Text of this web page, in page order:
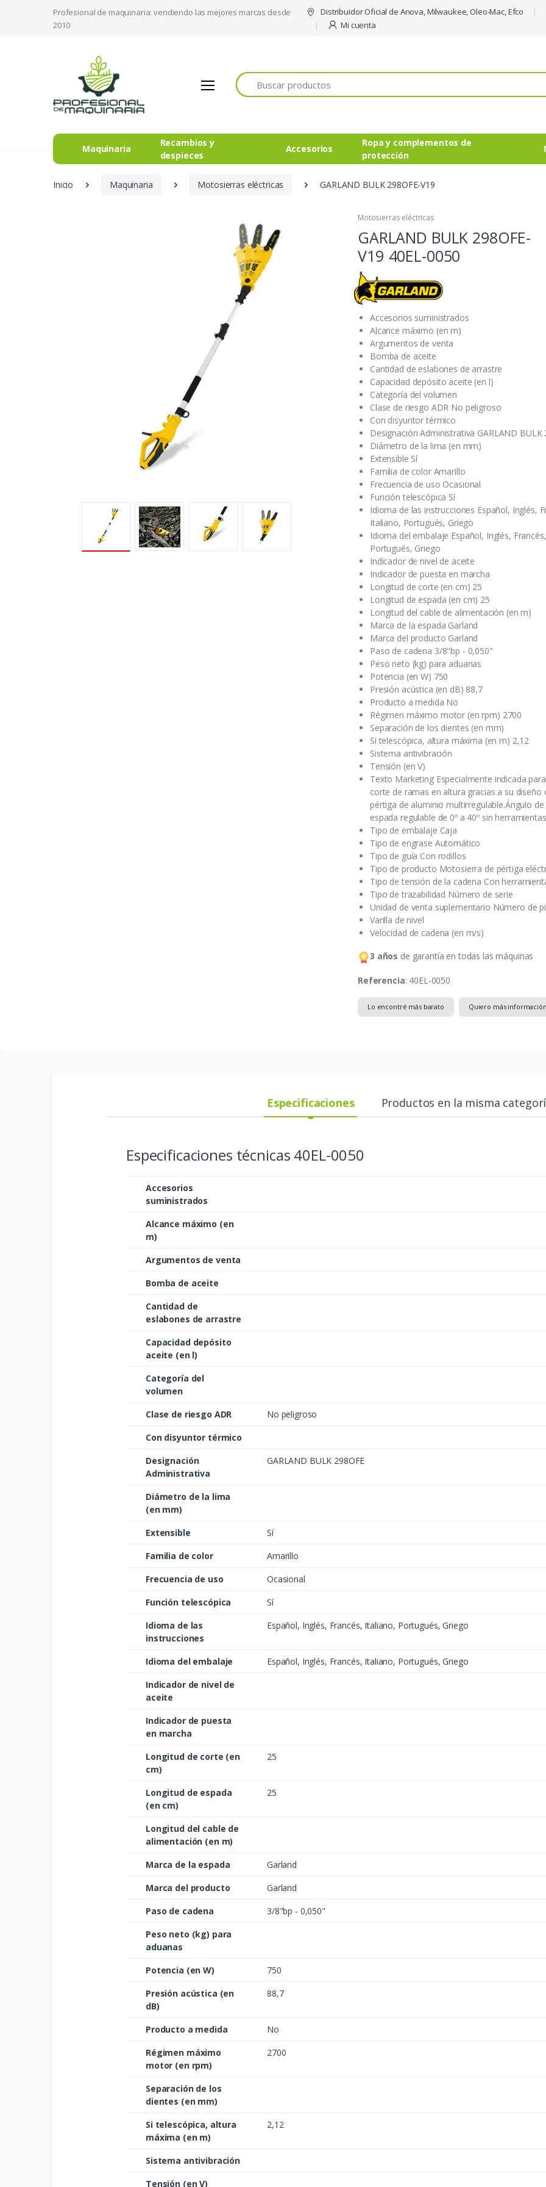
Profesional de maquinaria: vendiendo las mejores marcas desde
2010
Distribuidor Oficial de Anova, Milwaukee, Oleo-Mac, Efco
Mi cuenta
Buscar
Maquinaria
Recambios y
despieces
Accesorios
Ropa y complementos de
protección
Inicio Maquinaria Motosierras eléctricas GARLAND BULK 298OFE-V19
Motosierras eléctricas
GARLAND BULK 298OFE-
V19 40EL-0050
Accesorios suministrados
Alcance máximo (en m)
Argumentos de venta
Bomba de aceite
Cantidad de eslabones de arrastre
Capacidad depósito aceite (en l)
Categoría del volumen
Clase de riesgo ADR No peligroso
Con disyuntor térmico
Designación Administrativa GARLAND BULK
Diámetro de la lima (en mm)
Extensible Sí
Familia de color Amarillo
Frecuencia de uso Ocasional
Función telescópica Sí
Idioma de las instrucciones Español, Inglés,
Italiano, Portugués, Griego
Idioma del embalaje Español, Inglés,
Portugués, Griego
Indicador de nivel de aceite
Indicador de puesta en marcha
Longitud de corte (en cm) 25
Longitud de espada (en cm) 25
Longitud del cable de alimentación (en m)
Marca de la espada Garland
Marca del producto Garland
Paso de cadena 3/8"bp - 0,050"
Peso neto (kg) para aduanas
Potencia (en W) 750
Presión acústica (en dB) 88,7
Producto a medida No
Régimen máximo motor (en rpm) 2700
Separación de los dientes (en mm)
Si telescópica, altura máxima (en m) 2,12
Sistema antivibración
Tensión (en V)
Texto Marketing Especialmente indicada
corte de ramas en altura gracias a su diseño
pértiga de aluminio multirregulable.Ángulo de
espada regulable de 0º a 40º sin
Tipo de embalaje Caja
Tipo de engrase Automático
Tipo de guía Con rodillos
Tipo de producto Motosierra de pértiga
Tipo de tensión de la cadena Con
Tipo de trazabilidad Número de serie
Unidad de venta suplementario Número de
Varilla de nivel
Velocidad de cadena (en m/s)
3 años de garantía en todas las máquinas
Referencia: 40EL-0050
Lo encontré más barato Quiero más
Especificaciones Productos en la misma
Especificaciones técnicas 40EL-0050
Accesorios
suministrados
Alcance máximo (en
m)
Argumentos de venta
Bomba de aceite
Cantidad de
eslabones de arrastre
Capacidad depósito
aceite (en l)
Categoría del
volumen
Clase de riesgo ADR
No peligroso
Con disyuntor térmico
Designación
Administrativa
GARLAND BULK 298OFE
Diámetro de la lima
(en mm)
Extensible
Sí
Familia de color
Amarillo
Frecuencia de uso
Ocasional
Función telescópica
Sí
Idioma de las
instrucciones
Español, Inglés, Francés, Italiano, Portugués, Griego
Idioma del embalaje
Español, Inglés, Francés, Italiano, Portugués, Griego
Indicador de nivel de
aceite
Indicador de puesta
en marcha
Longitud de corte (en
cm)
25
Longitud de espada
(en cm)
25
Longitud del cable de
alimentación (en m)
Marca de la espada
Garland
Marca del producto
Garland
Paso de cadena
3/8"bp - 0,050"
Peso neto (kg) para
aduanas
Potencia (en W)
750
Presión acústica (en
dB)
88,7
Producto a medida
No
Régimen máximo
motor (en rpm)
2700
Separación de los
dientes (en mm)
Si telescópica, altura
máxima (en m)
2,12
Sistema antivibración
Tensión (en V)